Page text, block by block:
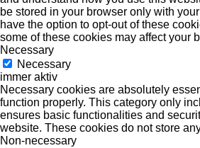
be stored in your browser only with
have the option to opt-out of these
some of these cookies may affect your
Necessary
Necessary
immer aktiv
Necessary cookies are absolutely
function properly. This category only
ensures basic functionalities and
website. These cookies do not store
Non-necessary